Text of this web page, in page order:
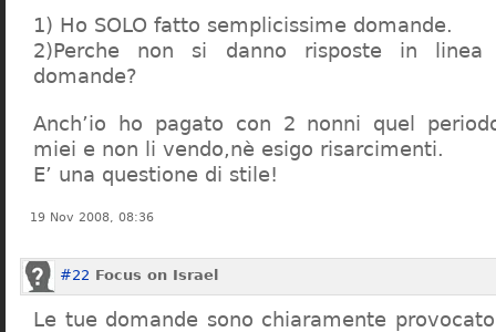
1) Ho SOLO fatto semplicissime domande.
2)Perche non si danno risposte in
domande?
Anch’io ho pagato con 2 nonni quel
miei e non li vendo,nè esigo risarcimenti.
E’ una questione di stile!
19 Nov 2008, 08:36
#22 Focus on Israel
Le tue domande sono chiaramente